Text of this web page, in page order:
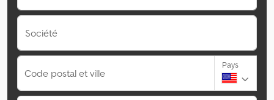
Société
Code postal et ville
Pays